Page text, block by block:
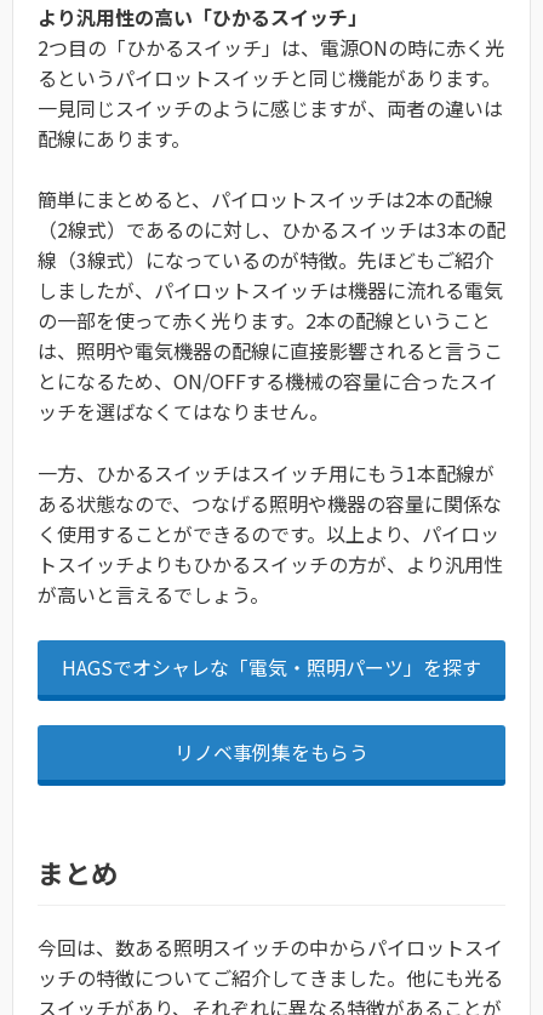
より汎用性の高い「ひかるスイッチ」
2つ目の「ひかるスイッチ」は、電源ONの時に赤く光
るというパイロットスイッチと同じ機能があります。
一見同じスイッチのように感じますが、両者の違いは
配線にあります。
簡単にまとめると、パイロットスイッチは2本の配線
（2線式）であるのに対し、ひかるスイッチは3本の配
線（3線式）になっているのが特徴。先ほどもご紹介
しましたが、パイロットスイッチは機器に流れる電気
の一部を使って赤く光ります。2本の配線ということ
は、照明や電気機器の配線に直接影響されると言うこ
とになるため、ON/OFFする機械の容量に合ったスイ
ッチを選ばなくてはなりません。
一方、ひかるスイッチはスイッチ用にもう1本配線が
ある状態なので、つなげる照明や機器の容量に関係な
く使用することができるのです。以上より、パイロッ
トスイッチよりもひかるスイッチの方が、より汎用性
が高いと言えるでしょう。
HAGSでオシャレな「電気・照明パーツ」を探す
リノベ事例集をもらう
まとめ
今回は、数ある照明スイッチの中からパイロットスイ
ッチの特徴についてご紹介してきました。他にも光る
スイッチがあり、それぞれに異なる特徴があることが